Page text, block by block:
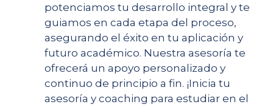
potenciamos tu desarrollo integral y te
guiamos en cada etapa del proceso,
asegurando el éxito en tu aplicación y
futuro académico. Nuestra asesoría te
ofrecerá un apoyo personalizado y
continuo de principio a fin. ¡Inicia tu
asesoría y coaching para estudiar en el